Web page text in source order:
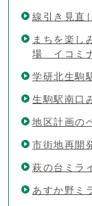
線引き見直
まちを楽し
場 イコミ
学研北生駒
生駒駅南口
地区計画の
市街地再開
萩の台ミラ
あすか野ミ